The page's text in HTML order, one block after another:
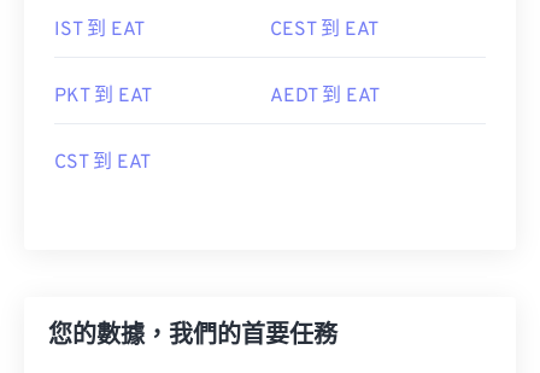
IST 到 EAT CEST 到 EAT
PKT 到 EAT AEDT 到 EAT
CST 到 EAT
您的數據，我們的首要任務